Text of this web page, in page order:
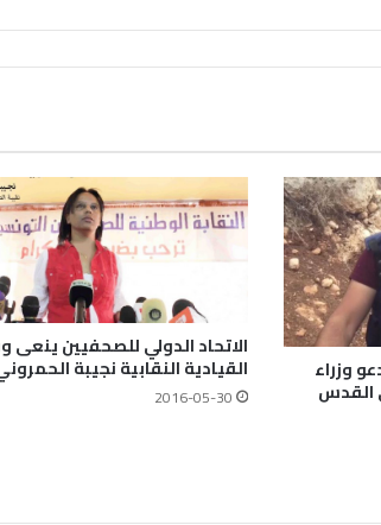
وزراء
القدس
الاتحاد الدولي للصحفيين ينعى
القيادية النقابية نجيبة
2016-05-30